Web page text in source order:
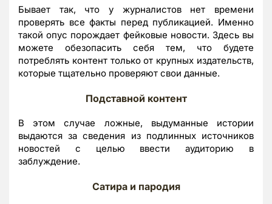
Бывает так, что у журналистов нет времени
проверять все факты перед публикацией. Именно
такой опус порождает фейковые новости. Здесь вы
можете обезопасить себя тем, что будете
потреблять контент только от крупных издательств,
которые тщательно проверяют свои данные.
Подставной контент
В этом случае ложные, выдуманные истории
выдаются за сведения из подлинных источников
новостей с целью ввести аудиторию в
заблуждение.
Сатира и пародия